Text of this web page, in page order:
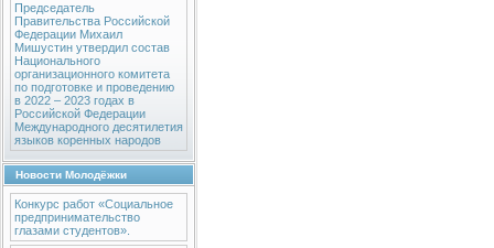
Председатель
Правительства Российской
Федерации Михаил
Мишустин утвердил состав
Национального
организационного комитета
по подготовке и проведению
в 2022 – 2023 годах в
Российской Федерации
Международного десятилетия
языков коренных народов
Новости Молодёжки
Конкурс работ «Социальное
предпринимательство
глазами студентов».